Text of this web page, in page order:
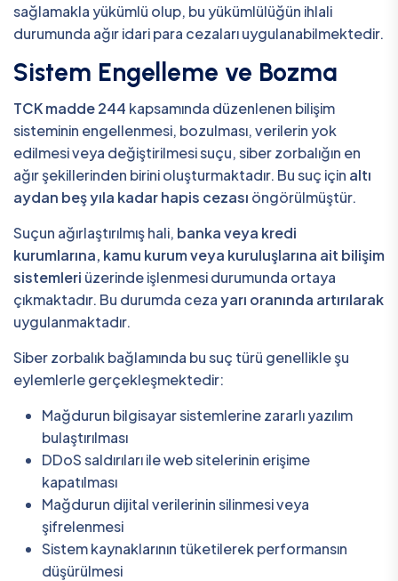
sağlamakla yükümlü olup, bu yükümlülüğün ihlali
durumunda ağır idari para cezaları uygulanabilmektedir.
Sistem Engelleme ve Bozma
TCK madde 244 kapsamında düzenlenen bilişim
sisteminin engellenmesi, bozulması, verilerin yok
edilmesi veya değiştirilmesi suçu, siber zorbalığın en
ağır şekillerinden birini oluşturmaktadır. Bu suç için altı
aydan beş yıla kadar hapis cezası öngörülmüştür.
Suçun ağırlaştırılmış hali, banka veya kredi
kurumlarına, kamu kurum veya kuruluşlarına ait bilişim
sistemleri üzerinde işlenmesi durumunda ortaya
çıkmaktadır. Bu durumda cezayarı oranında artırılarak
uygulanmaktadır.
Siber zorbalık bağlamında bu suç türü genellikle şu
eylemlerle gerçekleşmektedir:
Mağdurun bilgisayar sistemlerine zararlı yazılım
bulaştırılması
DDoS saldırıları ile web sitelerinin erişime
kapatılması
Mağdurun dijital verilerinin silinmesi veya
şifrelenmesi
Sistem kaynaklarının tüketilerek performansın
düşürülmesi